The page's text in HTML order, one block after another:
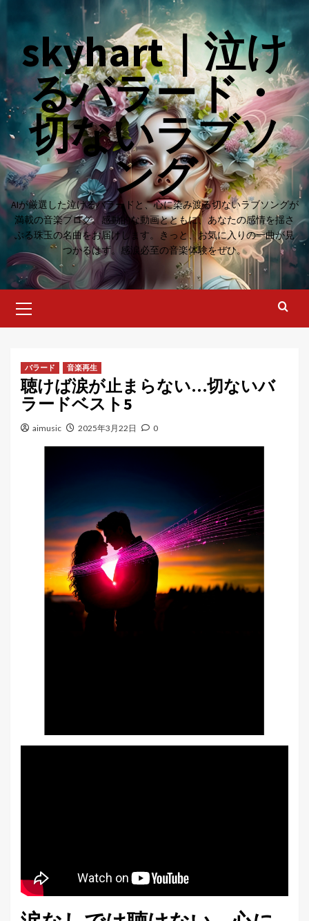
contentskyhart｜泣け
るバラード・
切ないラブソ
ング
AIが厳選した泣けるバラードと、心に染み渡る切ないラブソングが
満載の音楽ブログ。感動的な動画とともに、あなたの感情を揺さ
ぶる珠玉の名曲をお届けします。きっと、お気に入りの一曲が見
つかるはず。感涙必至の音楽体験をぜひ。
Menu
バラード 音楽再生
聴けば涙が止まらない…切ないバ
ラードベスト5
aimusic 2025年3月22日 0